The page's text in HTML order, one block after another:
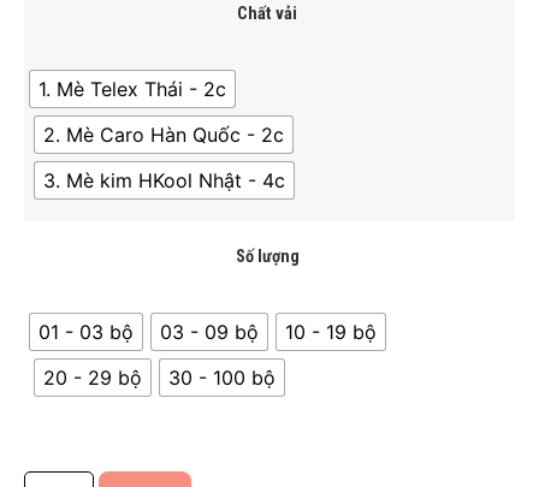
Chất vải
1. Mè Telex Thái - 2c
2. Mè Caro Hàn Quốc - 2c
3. Mè kim HKool Nhật - 4c
Số lượng
01 - 03 bộ 03 - 09 bộ
10 - 19 bộ
20 - 29 bộ
30 - 100 bộ